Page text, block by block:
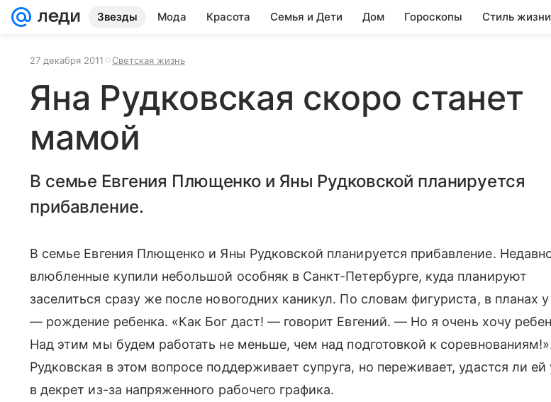
Звезды Мода Красота Семья и Дети Дом Гороскопы Стиль жизни
27 декабря 2011 Светская жизнь
Яна Рудковская скоро станет
мамой
В семье Евгения Плющенко и Яны Рудковской планируется
прибавление.
В семье Евгения Плющенко и Яны Рудковской планируется прибавление.
влюбленные купили небольшой особняк в Санкт-Петербурге, куда планируют
заселиться сразу же после новогодних каникул. По словам фигуриста, в планах у
— рождение ребенка. «Как Бог даст! — говорит Евгений. — Но я очень хочу
Над этим мы будем работать не меньше, чем над подготовкой к
Рудковская в этом вопросе поддерживает супруга, но переживает, удастся ли ей
в декрет из-за напряженного рабочего графика.